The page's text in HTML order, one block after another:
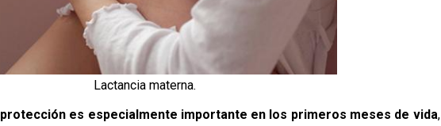
Lactancia materna.
protección es especialmente importante en los primeros meses de vida,